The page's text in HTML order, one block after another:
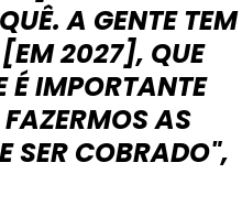
A GENTE TEM
2027], QUE
É IMPORTANTE
AS
SER COBRADO",